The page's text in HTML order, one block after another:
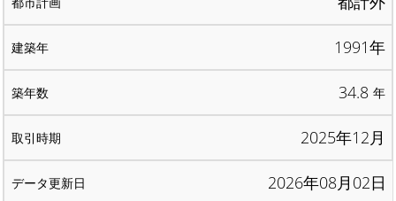
1991年
34.8 年
2025年12月
2026年08月02日